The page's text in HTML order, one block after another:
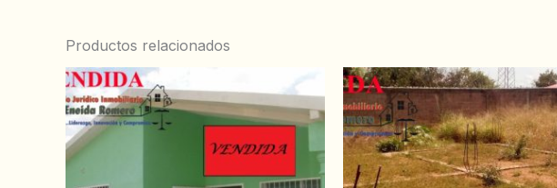
Productos relacionados